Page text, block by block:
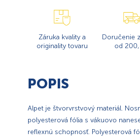
Záruka kvality a
originality tovaru
Doručenie
od
POPIS
Alpet je štvorvrstvový materiál.
polyesterová fólia s vákuovo
reflexnú schopnosť. Polyesterová